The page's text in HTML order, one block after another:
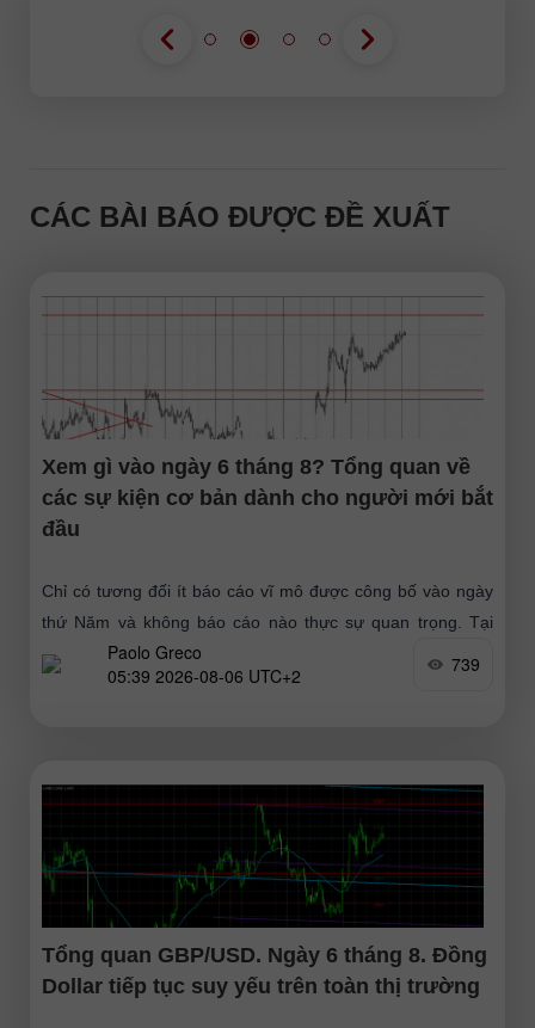
CÁC BÀI BÁO ĐƯỢC ĐỀ XUẤT
Xem gì vào ngày 6 tháng 8? Tổng quan về
các sự kiện cơ bản dành cho người mới bắt
đầu
Chỉ có tương đối ít báo cáo vĩ mô được công bố vào ngày
thứ Năm và không báo cáo nào thực sự quan trọng. Tại
Liên minh châu
Paolo Greco
05:39 2026-08-06 UTC+2
739
Tổng quan GBP/USD. Ngày 6 tháng 8. Đồng
Dollar tiếp tục suy yếu trên toàn thị trường